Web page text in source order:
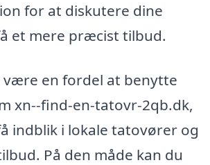
for at diskutere dine
et mere præcist tilbud.
være en fordel at benytte
xn--find-en-tatovr-2qb.dk,
indblik i lokale tatovører og
På den måde kan du